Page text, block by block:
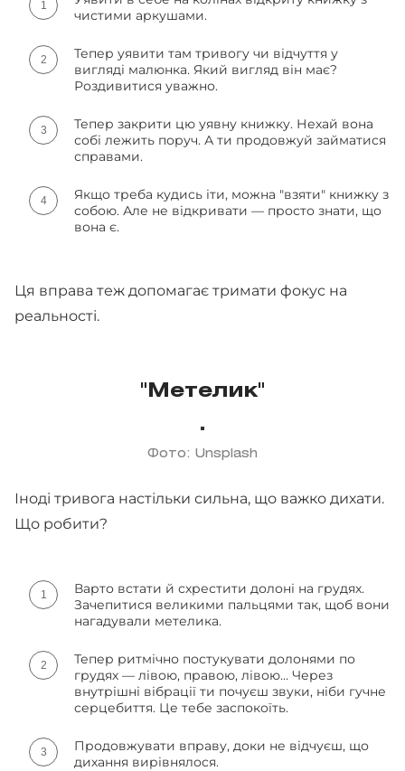
чистими аркушами.
Тепер уявити там тривогу чи відчуття у
вигляді малюнка. Який вигляд він має?
Роздивитися уважно.
Тепер закрити цю уявну книжку. Нехай вона
собі лежить поруч. А ти продовжуй займатися
справами.
Якщо треба кудись іти, можна "взяти" книжку з
собою. Але не відкривати — просто знати, що
вона є.
Ця вправа теж допомагає тримати фокус на
реальності.
"Метелик"
Фото: Unsplash
Іноді тривога настільки сильна, що важко дихати.
Що робити?
Варто встати й схрестити долоні на грудях.
Зачепитися великими пальцями так, щоб вони
нагадували метелика.
Тепер ритмічно постукувати долонями по
грудях — лівою, правою, лівою… Через
внутрішні вібрації ти почуєш звуки, ніби гучне
серцебиття. Це тебе заспокоїть.
Продовжувати вправу, доки не відчуєш, що
дихання вирівнялося.